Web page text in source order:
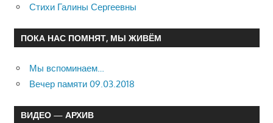
Стихи Галины Сергеевны
ПОКА НАС ПОМНЯТ, МЫ ЖИВЁМ
Мы вспоминаем…
Вечер памяти 09.03.2018
ВИДЕО — АРХИВ